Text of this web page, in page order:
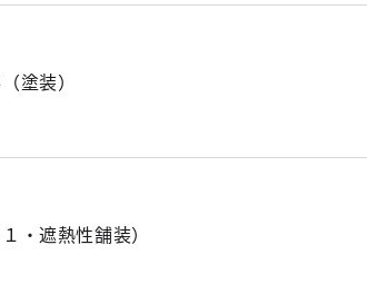
塗装）
・遮熱性舗装）